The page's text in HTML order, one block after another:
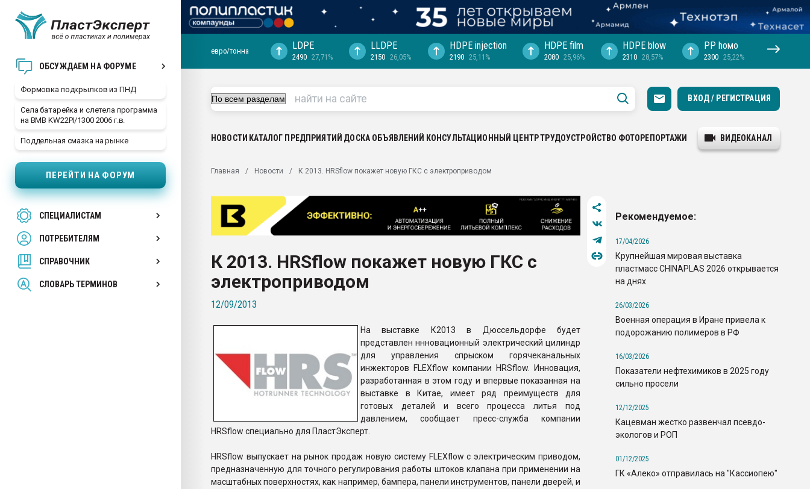
ОБСУЖДАЕМ НА ФОРУМЕ
Формовка подкрылков из ПНД
Села батарейка и слетела программа
на BMB KW22PI/1300 2006 г.в.
Поддельная смазка на рынке
ПЕРЕЙТИ НА ФОРУМ
СПЕЦИАЛИСТАМ
ПОТРЕБИТЕЛЯМ
СПРАВОЧНИК
СЛОВАРЬ ТЕРМИНОВ
29.07.2026 ФРП помог "Ижевскому
Вакуум-формовочные машины:
28.07.2026 Автоматизация выходит на
первый план в переработке
пластмасс
ситуацией на строительном рынке
Всё, что касается выдува ПЭТ
бутылок
ПЕРЕЙТИ НА ФОРУМ
евро/тонна LDPE
2490 27,71%
LLDPE
2150 26,05%
HDPE injection
2190 25,11%
HDPE film
2080 25,96%
HDPE blow
2310 28,57%
PP hомо
2300 25,22%
ВХОД / РЕГИСТРАЦИЯ
НОВОСТИ КАТАЛОГ ПРЕДПРИЯТИЙ ДОСКА ОБЪЯВЛЕНИЙ КОНСУЛЬТАЦИОННЫЙ ЦЕНТРТРУДОУСТРОЙСТВО ФОТОРЕПОРТАЖИ ВИДЕОКАНАЛ
Главная Новости К 2013. HRSflow покажет новую ГКС с электроприводом
К 2013. HRSflow покажет новую ГКС с
электроприводом
12/09/2013
На выставке К2013 в Дюссельдорфе будет
представлен ннновационный электрический цилиндр
для управления спрыском горячеканальных
инжекторов FLEXflow компании HRSflow. Инновация,
разработанная в этом году и впервые показанная на
выставке в Китае, имеет ряд преимуществ для
готовых деталей и всего процесса литья под
давлением, сообщает пресс-служба компании
HRSflow специально для ПластЭксперт.
HRSflow выпускает на рынок продаж новую систему FLEXflow с электрическим приводом,
предназначенную для точного регулирования работы штоков клапана при применении на
масштабных поверхностях, как например, бампера, панели инструментов, панели дверей, и
Рекомендуемое:
17/04/2026
Крупнейшая мировая выставка
пластмасс CHINAPLAS 2026 открывается
на днях
26/03/2026
Военная операция в Иране привела к
подорожанию полимеров в РФ
16/03/2026
Показатели нефтехимиков в 2025 году
сильно просели
12/12/2025
Кацевман жестко развенчал псевдо-
экологов и РОП
01/12/2025
ГК «Алеко» отправилась на "Кассиопею"